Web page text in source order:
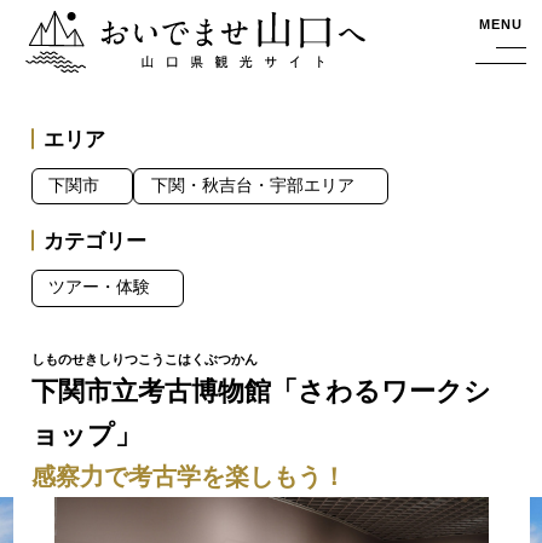
おいでませ山口へー山口県観光サイト MENU
下関市立考古博物館「さわるワークシ
ョップ」
感察力で考古学を楽しもう！
エリア
下関市 下関・秋吉台・宇部エリア
カテゴリー
ツアー・体験